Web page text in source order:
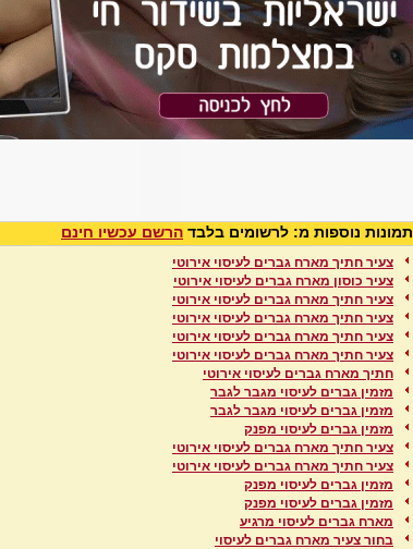
תמונות נוספות מ: לרשומים בלבד הרשם עכשיו חינם
צעיר חתיך מארח גברים לעיסוי אירוטי
צעיר כוסון מארח גברים לעיסוי אירוטי
צעיר חתיך מארח גברים לעיסוי אירוטי
צעיר חתיך מארח גברים לעיסוי אירוטי
צעיר חתיך מארח גברים לעיסוי אירוטי
צעיר חתיך מארח גברים לעיסוי אירוטי
חתיך מארח גברים לעיסוי אירוטי
מזמין גברים לעיסוי מגבר לגבר
מזמין גברים לעיסוי מגבר לגבר
מזמין גברים לעיסוי מפנק
צעיר חתיך מארח גברים לעיסוי אירוטי
צעיר חתיך מארח גברים לעיסוי אירוטי
מזמין גברים לעיסוי מפנק
מזמין גברים לעיסוי מפנק
מארח גברים לעיסוי מרגיע
בחור צעיר מארח גברים לעיסוי